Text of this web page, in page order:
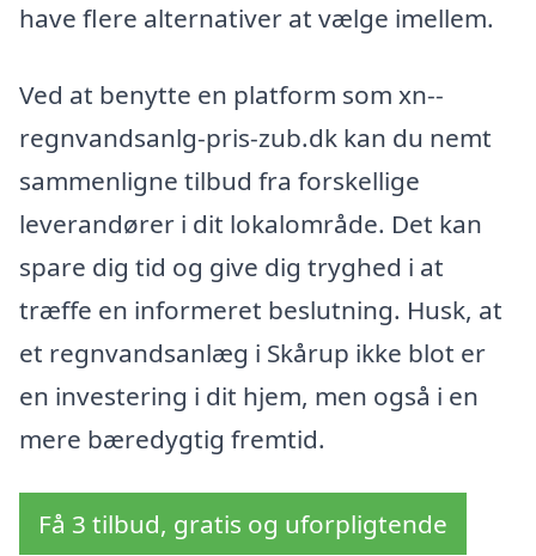
have flere alternativer at vælge imellem.
Ved at benytte en platform som xn--
regnvandsanlg-pris-zub.dk kan du nemt
sammenligne tilbud fra forskellige
leverandører i dit lokalområde. Det kan
spare dig tid og give dig tryghed i at
træffe en informeret beslutning. Husk, at
et regnvandsanlæg i Skårup ikke blot er
en investering i dit hjem, men også i en
mere bæredygtig fremtid.
Få 3 tilbud, gratis og uforpligtende